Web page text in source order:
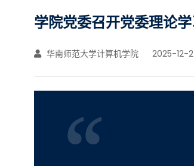
学院党委召开党委理论
华南师范大学计算机学院 2025-12-